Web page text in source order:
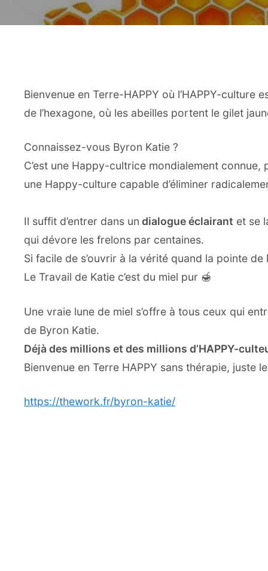
Bienvenue en Terre-HAPPY où l’HAPPY-
de l’hexagone, où les abeilles portent le gilet
Connaissez-vous Byron Katie ?
C’est une Happy-cultrice mondialement
une Happy-culture capable d’éliminer
Il suffit d’entrer dans un dialogue éclairant et se
qui dévore les frelons par centaines.
Si facile de s’ouvrir à la vérité quand la pointe
Le Travail de Katie c’est du miel pur 🍯
Une vraie lune de miel s’offre à tous ceux qui
de Byron Katie.
Déjà des millions et des millions d’HAPPY-
Bienvenue en Terre HAPPY sans thérapie, juste
https://thework.fr/byron-katie/